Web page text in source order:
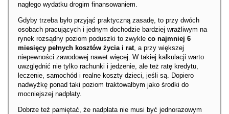
nagłego wydatku drogim finansowaniem.
Gdyby trzeba było przyjąć praktyczną zasadę, to przy dwóch
osobach pracujących i jednym dochodzie bardziej wrażliwym na
rynek rozsądny poziom poduszki to zwykle co najmniej 6
miesięcy pełnych kosztów życia i rat, a przy większej
niepewności zawodowej nawet więcej. W takiej kalkulacji warto
uwzględnić nie tylko rachunki i jedzenie, ale też ratę kredytu,
leczenie, samochód i realne koszty dzieci, jeśli są. Dopiero
nadwyżkę ponad taki poziom traktowałbym jako środki do
mocniejszej nadpłaty.
Dobrze też pamiętać, że nadpłata nie musi być jednorazowym